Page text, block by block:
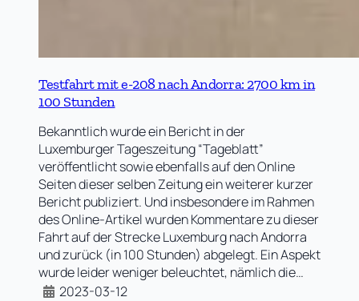
Testfahrt mit e-208 nach Andorra: 2700 km in
100 Stunden
Bekanntlich wurde ein Bericht in der
Luxemburger Tageszeitung “Tageblatt”
veröffentlicht sowie ebenfalls auf den Online
Seiten dieser selben Zeitung ein weiterer kurzer
Bericht publiziert. Und insbesondere im Rahmen
des Online-Artikel wurden Kommentare zu dieser
Fahrt auf der Strecke Luxemburg nach Andorra
und zurück (in 100 Stunden) abgelegt. Ein Aspekt
wurde leider weniger beleuchtet, nämlich die…
2023-03-12